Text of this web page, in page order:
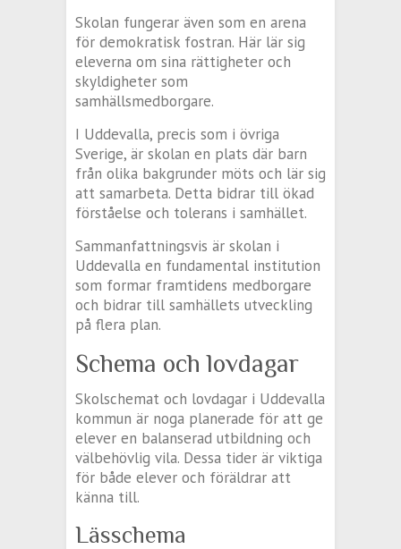
Skolan fungerar även som en arena
för demokratisk fostran. Här lär sig
eleverna om sina rättigheter och
skyldigheter som
samhällsmedborgare.
I Uddevalla, precis som i övriga
Sverige, är skolan en plats där barn
från olika bakgrunder möts och lär sig
att samarbeta. Detta bidrar till ökad
förståelse och tolerans i samhället.
Sammanfattningsvis är skolan i
Uddevalla en fundamental institution
som formar framtidens medborgare
och bidrar till samhällets utveckling
på flera plan.
Schema och lovdagar
Skolschemat och lovdagar i Uddevalla
kommun är noga planerade för att ge
elever en balanserad utbildning och
välbehövlig vila. Dessa tider är viktiga
för både elever och föräldrar att
känna till.
Lässchema